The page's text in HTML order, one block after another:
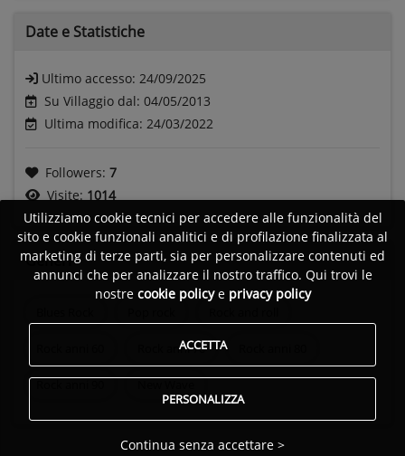
Date e Statistiche
Ultimo accesso: 24/09/2025
Su Villaggio dal: 04/05/2013
Ultima modifica: 24/03/2022
Followers: 7
Visite: 1014
Generi
Rock anni 70
Utilizziamo cookie tecnici per accedere alle funzionalità del
sito e cookie funzionali analitici e di profilazione finalizzata al
marketing di terze parti, sia per personalizzare contenuti ed
annunci che per analizzare il nostro traffico. Qui trovi le
nostre cookie policye privacy policy
ACCETTA
PERSONALIZZA
Continua senza accettare >